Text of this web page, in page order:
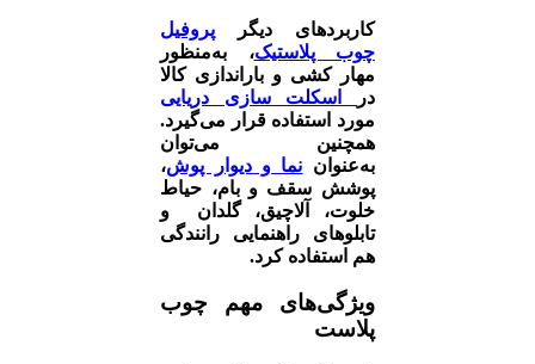
کاربردهای دیگر پروفیل
چوب پلاستیک، به‌منظور
مهار کشی و باراندازی کالا
در
اسکلت سازی دریایی
مورد استفاده قرار می‌گیرد.
همچنین می‌توان
به‌عنوان نما و دیوار پوش،
پوشش سقف و بام، حیاط
خلوت، آلاچیق، گلدان و
تابلوهای راهنمایی رانندگی
هم استفاده کرد.
ویژگی‌های مهم چوب
پلاست